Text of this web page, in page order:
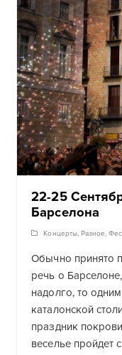
22-25
Барселона
Концерты, Разное,
Обычно принято
речь о
надолго, то
каталонской
праздник
веселье пройдет